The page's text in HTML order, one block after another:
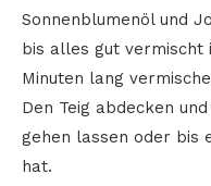
Sonnenblumenöl und
bis alles gut vermischt
Minuten lang
Den Teig abdecken
gehen lassen oder bis
hat.